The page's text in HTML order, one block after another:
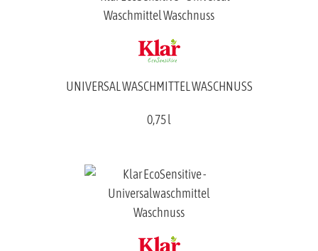
UNIVERSAL WASCHMITTEL WASCHNUSS
0,75 l